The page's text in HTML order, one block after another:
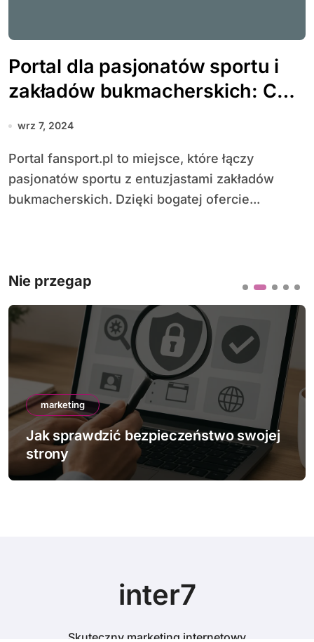
Portal dla pasjonatów sportu i
zakładów bukmacherskich: Co
oferuje fansport.pl?
wrz 7, 2024
Portal fansport.pl to miejsce, które łączy
pasjonatów sportu z entuzjastami zakładów
bukmacherskich. Dzięki bogatej ofercie...
Nie przegap
marketing
Jak sprawdzić bezpieczeństwo swojej
strony
inter7
Skuteczny marketing internetowy